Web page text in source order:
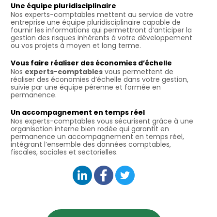
Une équipe pluridisciplinaire
Nos experts-comptables mettent au service de votre
entreprise une équipe pluridisciplinaire capable de
fournir les informations qui permettront d’anticiper la
gestion des risques inhérents à votre développement
ou vos projets à moyen et long terme.
Vous faire réaliser des économies d’échelle
Nos experts-comptables vous permettent de
réaliser des économies d’échelle dans votre gestion,
suivie par une équipe pérenne et formée en
permanence.
Un accompagnement en temps réel
Nos experts-comptables vous sécurisent grâce à une
organisation interne bien rodée qui garantit en
permanence un accompagnement en temps réel,
intégrant l’ensemble des données comptables,
fiscales, sociales et sectorielles.